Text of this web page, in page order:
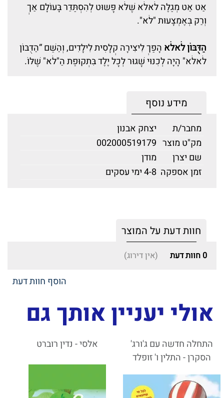
אַט אַט מְגַלֶּה לֹאלֹא שֶׁלֹּא פָּשוּט לְהִסְתַּדֵּר בָּעוֹלָם אַךְ
וְרַק בְּאֶמְצָעוּת "לֹא".
הַדֻּבּוֹן לֹאלֹא הָפַךְ לִיצִירָה קְלָסִית לִילָדִים, וְהַשֵּׁם “הַדֻּבּוֹן
לֹאלֹא" הָיָה לְכִנּוּי שָׁגוּר לְכָל יֶלֶד בִּתְקוּפַת הַ"לֹא" שֶׁלּוֹ.
מידע נוסף
מחבר/ת
יצחק אבנון
מק"ט מוצר 002000519179
שם יצרן
מודן
זמן אספקה 4-8 ימי עסקים
חוות דעת על המוצר
0 חוות דעת (אין דירוג)
הוסף חוות דעת
אולי יעניין אותך גם
התחלה חדשה עם ג'ורג'
הסקרן - התלין ו' זופלד
אלסי - נדין רוברט